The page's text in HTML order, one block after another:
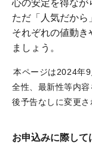
心の安定を得なが
ただ「人気だから
それぞれの値動
ましょう。
本ページは2024年
全性、最新性等内
後予告なしに変更さ
お申込みに際して